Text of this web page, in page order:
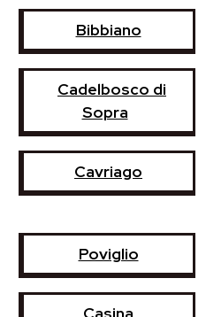
Bibbiano
Cadelbosco di
Sopra
Cavriago
Poviglio
Casina